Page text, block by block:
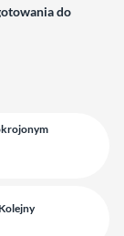
do